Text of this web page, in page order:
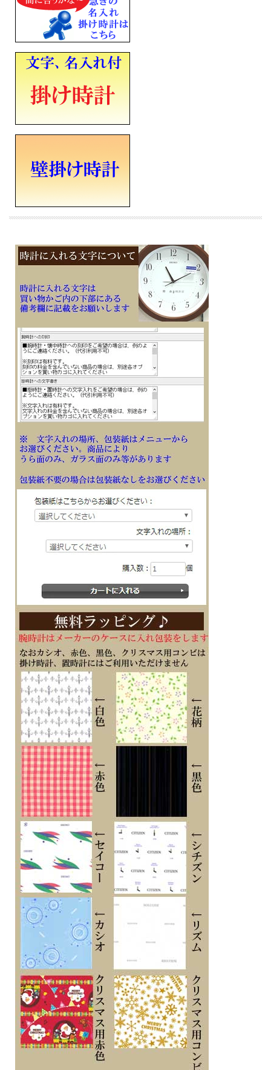
・石膏ボード用掛金具つき
・単3（アルカリ）×2
(電池寿命約5年間)
※マクセル アルカリ乾電池「ボルテージ」をご使用ください。
枠材：プラスチック枠（白）
■流れるような動きの連続秒針
開業 誕生日 入学 成人 卒業 結婚式 引き出物 ご結婚記念 ご出産祝い 金婚 ご成約記
念 創立記念 新築祝い 改築 還暦 喜寿 白寿 米寿 古希 古稀 叙勲 御祝 贈り物 ギフト
プレゼントにメッセージ文字名入れ時計を
※時計への文字書き金額（1ヶ所）込みの表示価格です
※１０日前後での発送となります（在庫ありの場合。在庫切れの場合もあります）